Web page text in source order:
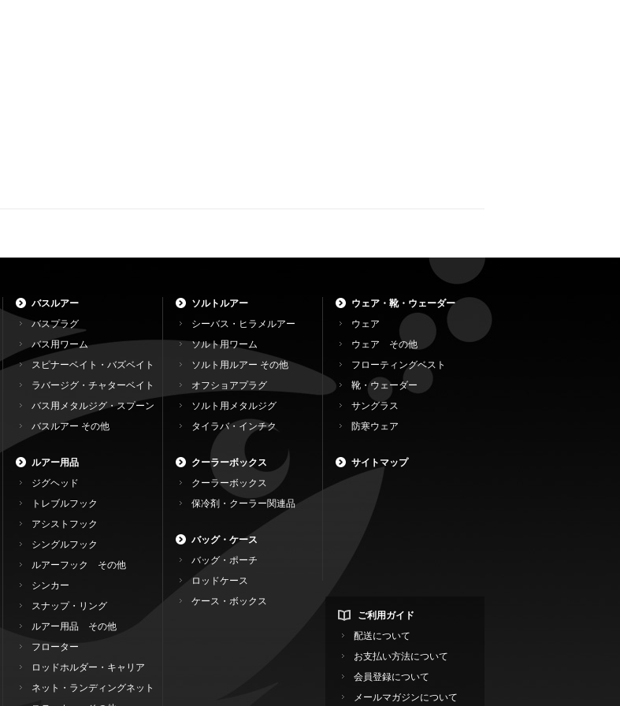
バスルアー
バスプラグ
バス用ワーム
スピナーベイト・バズベイト
ラバージグ・チャターベイト
バス用メタルジグ・スプーン
バスルアー その他
ルアー用品
ジグヘッド
トレブルフック
アシストフック
シングルフック
ルアーフック その他
シンカー
スナップ・リング
ルアー用品 その他
フローター
ロッドホルダー・キャリア
ネット・ランディングネット
ソルトルアー
シーバス・ヒラメルアー
ソルト用ワーム
ソルト用ルアー その他
オフショアプラグ
ソルト用メタルジグ
タイラバ・インチク
クーラーボックス
クーラーボックス
保冷剤・クーラー関連品
バッグ・ケース
バッグ・ポーチ
ロッドケース
ケース・ボックス
ウェア・靴・ウェーダー
ウェア
ウェア その他
フローティングベスト
靴・ウェーダー
サングラス
防寒ウェア
サイトマップ
ご利用ガイド
配送について
お支払い方法について
会員登録について
メールマガジンについて